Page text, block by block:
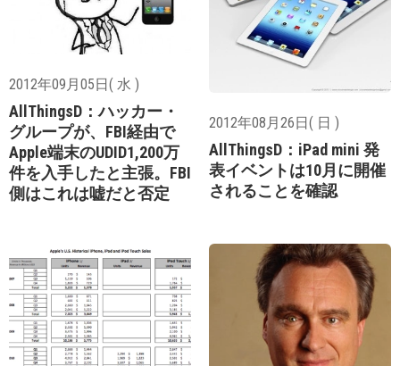
2012年09月05日( 水 )
AllThingsD：ハッカー・
グループが、FBI経由で
Apple端末のUDID1,200万
件を入手したと主張。FBI
側はこれは嘘だと否定
2012年08月26日( 日 )
AllThingsD：iPad mini 発
表イベントは10月に開催
されることを確認